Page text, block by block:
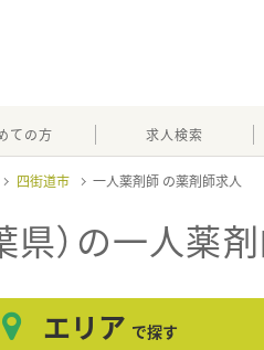
ての方 求人検索
四街道市 一人薬剤師
県）の一人薬
エリア で探す